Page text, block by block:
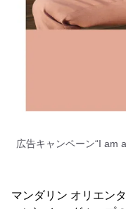
広告キャンペーン“I am
マンダリン オリエン